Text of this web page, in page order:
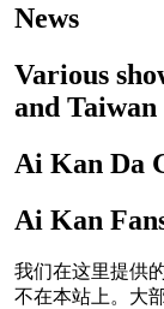
News
Various
and Taiwan
Ai Kan Da
Ai Kan
我们在这里提供
不在本站上。大